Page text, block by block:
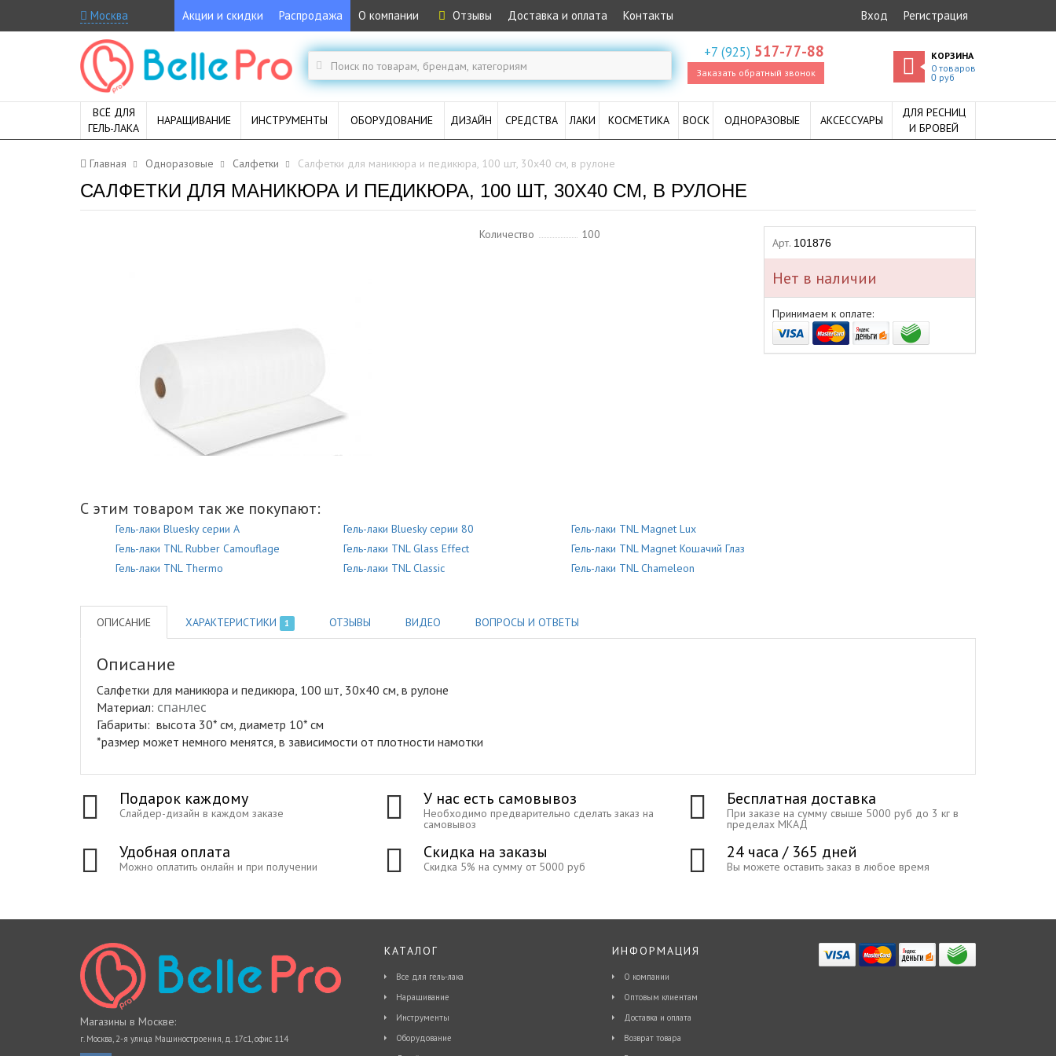
Москва Акции и скидки Распродажа О компании Отзывы Доставка и оплата Контакты Вход Регистрация
+7 (925) 517-77-88
Заказать обратный звонок
КОРЗИНА
0 товаров
0руб
ВСЁ ДЛЯ
ГЕЛЬ-ЛАКА
НАРАЩИВАНИЕ ИНСТРУМЕНТЫ ОБОРУДОВАНИЕ ДИЗАЙН СРЕДСТВА ЛАКИ КОСМЕТИКА ВОСК ОДНОРАЗОВЫЕ АКСЕССУАРЫ
ДЛЯ РЕСНИЦ
И БРОВЕЙ
Главная Одноразовые Салфетки Салфетки для маникюра и педикюра, 100 шт, 30x40 см, в рулоне
САЛФЕТКИ ДЛЯ МАНИКЮРА И ПЕДИКЮРА, 100 ШТ, 30X40 СМ, В РУЛОНЕ
Количество 100
С этим товаром так же покупают:
Гель-лаки Bluesky серии A Гель-лаки Bluesky серии 80
Гель-лаки TNL Magnet Lux
Гель-лаки TNL Rubber Camouflage
Гель-лаки TNL Glass Effect
Гель-лаки TNL Magnet Кошачий Глаз
Гель-лаки TNL Thermo
Гель-лаки TNL Classic Гель-лаки TNL Chameleon
Арт. 101876
Нет в наличии
Принимаем к оплате:
ОПИСАНИЕ ХАРАКТЕРИСТИКИ 1 ОТЗЫВЫ ВИДЕО ВОПРОСЫ И ОТВЕТЫ
Описание
Салфетки для маникюра и педикюра, 100 шт, 30x40 см, в рулоне
Материал: спанлес
Габариты: высота 30* см, диаметр 10* см
*размер может немного менятся, в зависимости от плотности намотки
Подарок каждому
Слайдер-дизайн в каждом заказе
У нас есть самовывоз
Необходимо предварительно сделать заказ на
самовывоз
Бесплатная доставка
При заказе на сумму свыше 5000 руб до 3 кг в
пределах МКАД
Удобная оплата
Можно оплатить онлайн и при получении
Скидка на заказы
Скидка 5% на сумму от 5000 руб
24 часа / 365 дней
Вы можете оставить заказ в любое время
Магазины в Москве:
г. Москва, 2-я улица Машиностроения, д. 17с1, офис 114
КАТАЛОГ
Все для гель-лака
Наращивание
Инструменты
Оборудование
ИНФОРМАЦИЯ
О компании
Оптовым клиентам
Доставка и оплата
Возврат товара